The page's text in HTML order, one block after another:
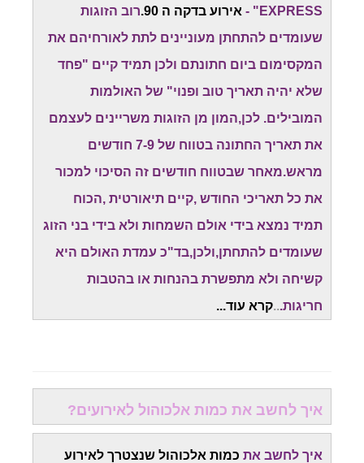
EXPRESS" -
אירוע בדקה ה 90.
רוב הזוגות
שעומדים להתחתן מעוניינים לתת לאורחיהם את
המקסימום ביום חתונתם ולכן תמיד קיים "פחד
שלא יהיה תאריך טוב ופנוי" של האולמות
המובילים. לכן,המון מן הזוגות משריינים לעצמם
את תאריך החתונה בטווח של 7-9 חודשים
מראש.מאחר שבטווח חודשים זה הסיכוי למכור
את כל תאריכי החודש ,קיים תיאורטית ,הכוח
תמיד נמצא בידי אולם השמחות ולא בידי בני הזוג
שעומדים להתחתן,ולכן,בד"כ עמדת האולם היא
קשיחה ולא מתפשרת בהנחות או בהטבות
חריגות...קרא עוד...
איך לחשב את כמות אלכוהול לאירועים?
איך לחשב את כמות אלכוהול שנצטרך לאירוע